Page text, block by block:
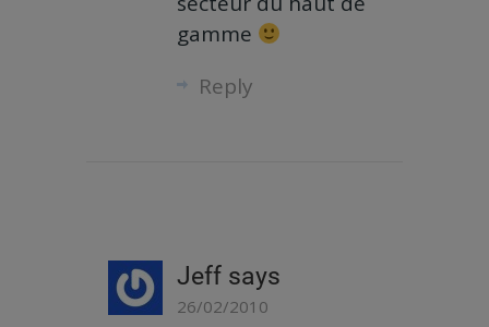
gamme
Reply
Jeffsays
26/02/2010